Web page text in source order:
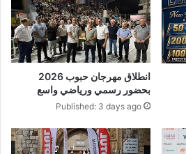
انطلاق مهرجان حبوب 2026
بحضور رسمي ورياضي واسع
Published: 3 days ago